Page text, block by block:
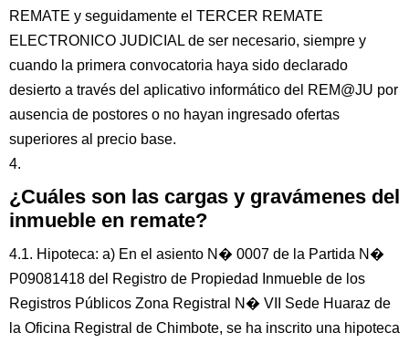
REMATE y seguidamente el TERCER REMATE
ELECTRONICO JUDICIAL de ser necesario, siempre y
cuando la primera convocatoria haya sido declarado
desierto a través del aplicativo informático del REM@JU por
ausencia de postores o no hayan ingresado ofertas
superiores al precio base.
4.
¿Cuáles son las cargas y gravámenes del
inmueble en remate?
4.1. Hipoteca: a) En el asiento N� 0007 de la Partida N�
P09081418 del Registro de Propiedad Inmueble de los
Registros Públicos Zona Registral N� VII Sede Huaraz de
la Oficina Registral de Chimbote, se ha inscrito una hipoteca